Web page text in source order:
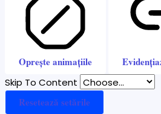
Oprește animațiile
Skip To Content
Resetează setările